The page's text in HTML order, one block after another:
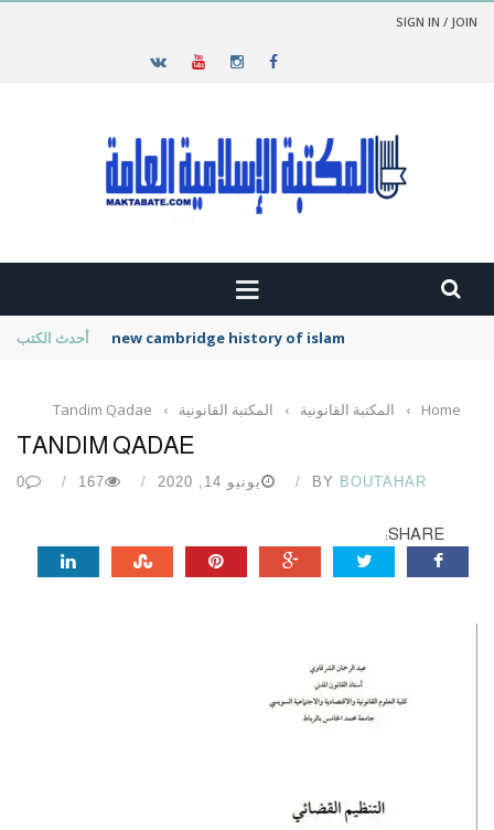
SIGN IN / JOIN
أحدث الكتب new cambridge history of islam
Home
› المكتبة القانونية › المكتبة القانونية ›
Tandim Qadae
TANDIM QADAE
BY BOUTAHAR يونيو 14, 2020 167
0
SHARE: